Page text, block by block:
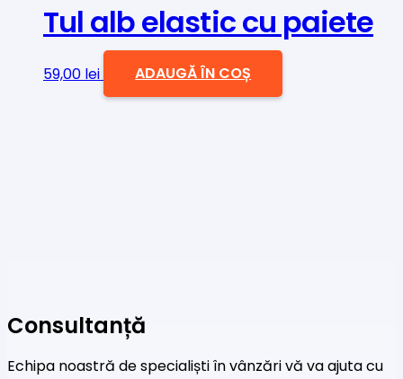
Tul alb elastic cu paiete
59,00 lei ADAUGĂ ÎN COȘ
Consultanță
Echipa noastră de specialiști în vânzări vă va ajuta cu